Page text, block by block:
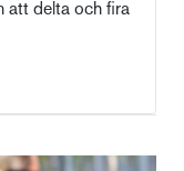
att delta och fira